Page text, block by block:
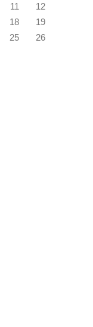
11
12
18
19
25
26